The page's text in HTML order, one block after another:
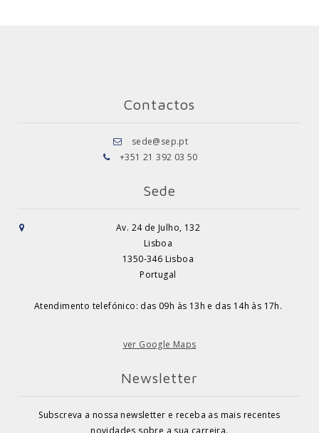
Contactos
sede@sep.pt
+351 21 392 03 50
Sede
Av. 24 de Julho, 132
Lisboa
1350-346 Lisboa
Portugal
Atendimento telefónico: das 09h às 13h e das 14h às 17h.
ver Google Maps
Newsletter
Subscreva a nossa newsletter e receba as mais recentes
novidades sobre a sua carreira.